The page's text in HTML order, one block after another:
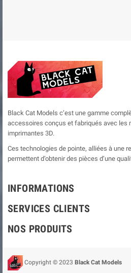
Black Cat Models c’est une gamme
accessoires conçus et fabriqués avec les
imprimantes 3D.
Ces technologies de pointe, alliées à une
permettent d’obtenir des pièces d’une
INFORMATIONS
SERVICES CLIENTS
NOS PRODUITS
Copyright © 2023 Black Cat Models